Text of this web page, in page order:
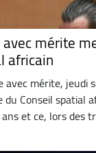
mérite
africain
avec mérite, jeudi
du Conseil spatial
et ce, lors des